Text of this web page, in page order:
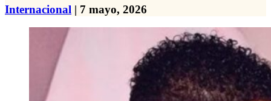
Internacional | 7 mayo, 2026